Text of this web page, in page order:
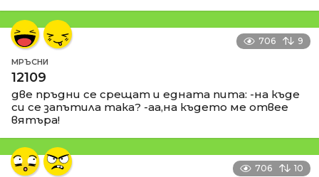
706 9
МРЪСНИ
12109
две пръдни се срещат и едната пита: -на къде
си се запътила така? -аа,на където ме отвее
вятъра!
706 10